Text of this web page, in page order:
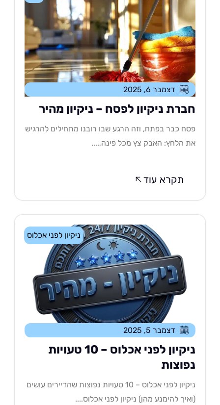
דצמבר 6, 2025
ניקיון לפסח – ניקיון מהיר
כבר בפתח, וזה הרגע שבו רובנו מתחילים להרגיש
הלחץ: האבק צץ מכל פינה,....
תקרא עוד
ניקיון לפני אכלוס
דצמבר 5, 2025
ניקיון לפני אכלוס – 10 טעויות
ניקיון לפני אכלוס – 10 טעויות נפוצות שהדיירים עושים
להימנע מהן) ניקיון לפני אכלוס....